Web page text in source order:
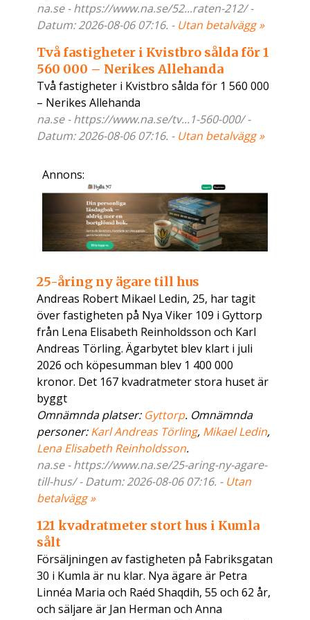
na.se - https://www.na.se/52...raten-212/ -
Datum: 2026-08-06 07:16. - Utan betalvägg »
Två fastigheter i Kvistbro sålda för 1
560 000 – Nerikes Allehanda
Två fastigheter i Kvistbro sålda för 1 560 000
– Nerikes Allehanda
na.se - https://www.na.se/tv...1-560-000/ -
Datum: 2026-08-06 07:16. - Utan betalvägg »
Annons:
25-åring ny ägare till hus
Andreas Robert Mikael Ledin, 25, har tagit
över fastigheten på Nya Viker 109 i Gyttorp
från Lena Elisabeth Reinholdsson och Karl
Andreas Törling. Ägarbytet blev klart i juli
2026 och köpesumman blev 1 400 000
kronor. Det 167 kvadratmeter stora huset är
byggt
Omnämnda platser: Gyttorp. Omnämnda
personer:Karl Andreas Törling, Mikael Ledin,
Lena Elisabeth Reinholdsson.
na.se - https://www.na.se/25-aring-ny-agare-
till-hus/ - Datum: 2026-08-06 07:16. - Utan
betalvägg »
121 kvadratmeter stort hus i Kumla
sålt
Försäljningen av fastigheten på Fabriksgatan
30 i Kumla är nu klar. Nya ägare är Petra
Linnéa Maria och Raéd Shaqdih, 55 och 62 år,
och säljare är Jan Herman och Anna